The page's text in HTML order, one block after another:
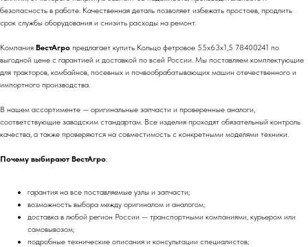
безопасность в работе. Качественная деталь позволяет избежать простоев, продлить
срок службы оборудования и снизить расходы на ремонт.
Компания ВестАгро предлагает купить Кольцо фетровое 55х63х1,5 78400241 по
выгодной цене с гарантией и доставкой по всей России. Мы поставляем комплектующие
для тракторов, комбайнов, посевных и почвообрабатывающих машин отечественного и
импортного производства.
В нашем ассортименте — оригинальные запчасти и проверенные аналоги,
соответствующие заводским стандартам. Все изделия проходят обязательный контроль
качества, а также проверяются на совместимость с конкретными моделями техники.
Почему выбирают ВестАгро:
гарантия на все поставляемые узлы и запчасти;
возможность выбора между оригиналом и аналогом;
доставка в любой регион России — транспортными компаниями, курьером или
самовывозом;
подробные технические описания и консультации специалистов;